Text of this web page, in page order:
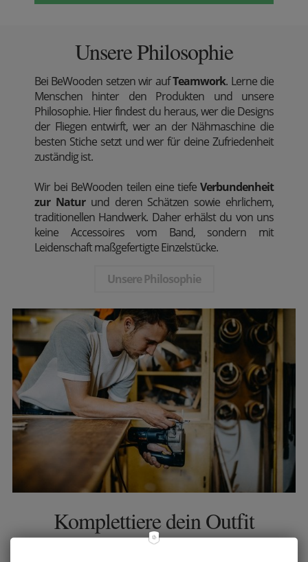
Unsere Philosophie
Bei BeWooden setzen wir aufTeamwork. Lerne die
Menschen hinter den Produkten und unsere
Philosophie. Hier findest du heraus, wer die Designs
der Fliegen entwirft, wer an der Nähmaschine die
besten Stiche setzt und wer für deine Zufriedenheit
zuständig ist.
Wir bei BeWooden teilen eine tiefe Verbundenheit
zur Naturund deren Schätzen sowie ehrlichem,
traditionellen Handwerk. Daher erhälst du von uns
keine Accessoires vom Band, sondern mit
Leidenschaft maßgefertigte Einzelstücke.
Unsere Philosophie
Komplettiere dein Outfit